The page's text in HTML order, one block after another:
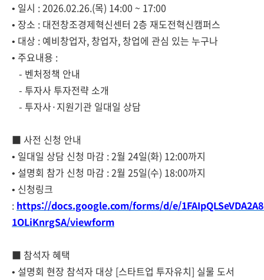
• 일시 : 2026.02.26.(목) 14:00 ~ 17:00
• 장소 : 대전창조경제혁신센터 2층 재도전혁신캠퍼스
• 대상 : 예비창업자, 창업자, 창업에 관심 있는 누구나
• 주요내용 :
- 벤처정책 안내
- 투자사 투자전략 소개
- 투자사·지원기관 일대일 상담
■ 사전 신청 안내
• 일대일 상담 신청 마감 : 2월 24일(화) 12:00까지
• 설명회 참가 신청 마감 : 2월 25일(수) 18:00까지
• 신청링크
: https://docs.google.com/forms/d/e/
1OLiKnrgSA/viewform
■ 참석자 혜택
• 설명회 현장 참석자 대상 [스타트업 투자유치] 실물 도서